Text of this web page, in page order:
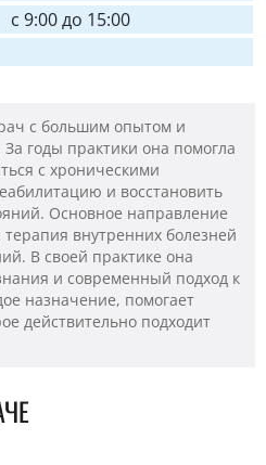
c 9:00 до 15:00
с большим опытом и
годы практики она помогла
с хроническими
и восстановить
Основное направление
внутренних болезней
В своей практике она
и современный подход к
назначение, помогает
действительно подходит